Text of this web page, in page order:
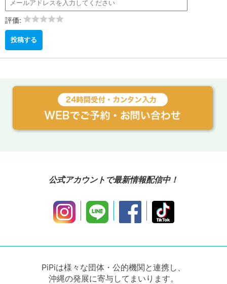
評価:
公式アカウントで最新情報配信中！
PiPiは様々な団体・公的機関と連携し、
沖縄の発展に寄与してまいります。